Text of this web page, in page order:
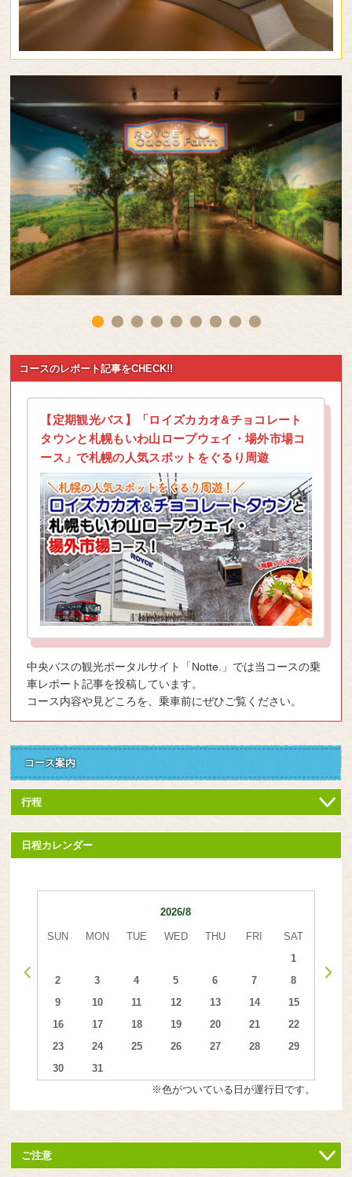
コースのレポート記事をCHECK!!
【定期観光バス】「ロイズカカオ&チョコレート
タウンと札幌もいわ山ロープウェイ・場外市場コ
ース」で札幌の人気スポットをぐるり周遊
中央バスの観光ポータルサイト「Notte.」では当コースの乗
車レポート記事を投稿しています。
コース内容や見どころを、乗車前にぜひご覧ください。
コース案内
行程
日程カレンダー
2026/8
SUN MON TUE WED THU FRI
SAT
1
2
3 4 5 6 7
8
9
10 11 12 13 14
15
16
17 18 19 20 21
22
23
24 25 26 27 28
29
30
31
※色がついている日が運行日です。
ご注意